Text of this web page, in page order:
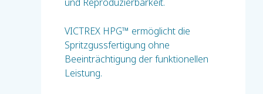
VICTREX HPG™ ermöglicht die
Spritzgussfertigung ohne
Beeinträchtigung der funktionellen
Leistung.